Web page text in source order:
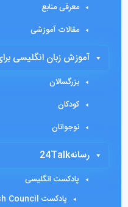
معرفی منابع
مقالات آموزشی
آموزش زبان انگلیسی
بزرگسالان
کودکان
نوجوانان
رسانه24Talk
پادکست انگلیسی
پادکست British Council